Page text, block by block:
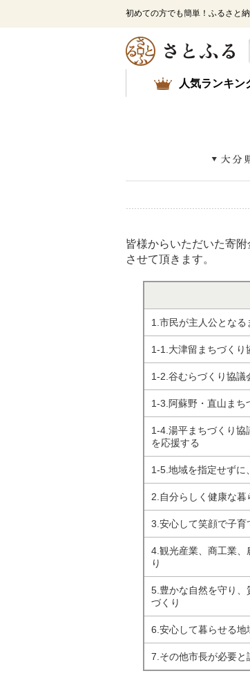
初めての方でも簡単！ふるさと
人気ランキン
皆様からいただいた寄
させて頂きます。
1.市民が主人公となる
1-1.大津留まちづくり
1-2.谷むらづくり協議
1-3.阿蘇野・直山まち
1-4.湯平まちづくり協
を応援する
1-5.地域を指定せずに
2.自分らしく健康な暮
3.安心して笑顔で子育
4.観光産業、商工業、
り
5.豊かな自然を守り
づくり
6.安心して暮らせる地
7.その他市長が必要と